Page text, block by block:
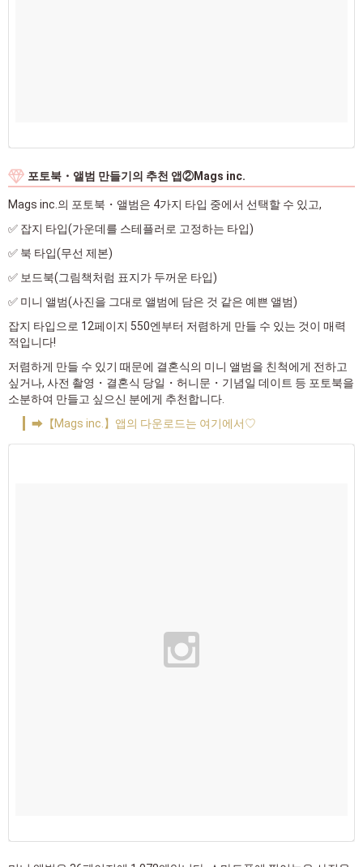
포토북・앨범 만들기의 추천 앱②Mags inc.
Mags inc.의 포토북・앨범은 4가지 타입 중에서 선택할 수 있고,
✅ 잡지 타입(가운데를 스테플러로 고정하는 타입)
✅ 북 타입(무선 제본)
✅ 보드북(그림책처럼 표지가 두꺼운 타입)
✅ 미니 앨범(사진을 그대로 앨범에 담은 것 같은 예쁜 앨범)
잡지 타입으로 12페이지 550엔부터 저렴하게 만들 수 있는 것이 매력
적입니다!
저렴하게 만들 수 있기 때문에 결혼식의 미니 앨범을 친척에게 전하고
싶거나, 사전 촬영・결혼식 당일・허니문・기념일 데이트 등 포토북을
소분하여 만들고 싶으신 분에게 추천합니다.
➡【Mags inc.】앱의 다운로드는 여기에서♡